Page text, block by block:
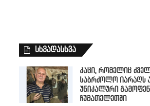
სხვადასხვა
კაცი, რომელიც
საბრძოლო იარაღს
უნიკალური
ჩუმათელეთში